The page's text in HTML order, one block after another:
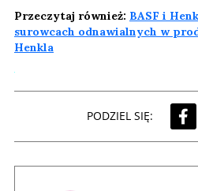
Przeczytaj również: BASF i
surowcach odnawialnych w
Henkla
PODZIEL SIĘ: